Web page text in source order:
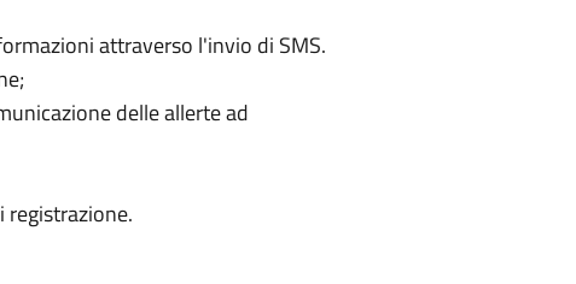
attraverso l'invio di SMS.
delle allerte ad